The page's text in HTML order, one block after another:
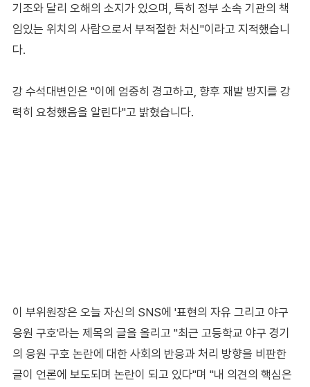
기조와 달리 오해의 소지가 있으며, 특히 정부 소속 기관의 책
임있는 위치의 사람으로서 부적절한 처신"이라고 지적했습니
다.
강 수석대변인은 "이에 엄중히 경고하고, 향후 재발 방지를 강
력히 요청했음을 알린다"고 밝혔습니다.
이 부위원장은 오늘 자신의 SNS에 '표현의 자유 그리고 야구
응원 구호'라는 제목의 글을 올리고 "최근 고등학교 야구 경기
의 응원 구호 논란에 대한 사회의 반응과 처리 방향을 비판한
글이 언론에 보도되며 논란이 되고 있다"며 "내 의견의 핵심은